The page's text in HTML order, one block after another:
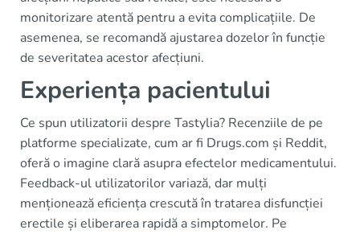
monitorizare atentă pentru a evita complicațiile. De
asemenea, se recomandă ajustarea dozelor în funcție
de severitatea acestor afecțiuni.
Experiența pacientului
Ce spun utilizatorii despre Tastylia? Recenziile de pe
platforme specializate, cum ar fi Drugs.com și Reddit,
oferă o imagine clară asupra efectelor medicamentului.
Feedback-ul utilizatorilor variază, dar mulți
menționează eficiența crescută în tratarea disfuncției
erectile și eliberarea rapidă a simptomelor. Pe